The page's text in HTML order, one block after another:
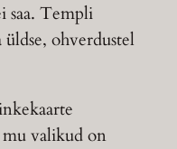
saa. Templi
üldse, ohverdustel
valikud on